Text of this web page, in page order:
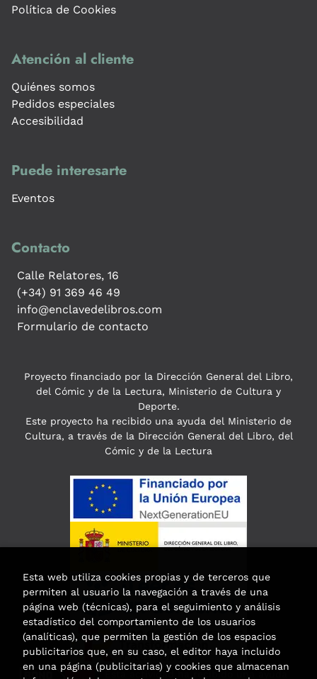
Política de Cookies
Atención al cliente
Quiénes somos
Pedidos especiales
Accesibilidad
Puede interesarte
Eventos
Contacto
Calle Relatores, 16
(+34) 91 369 46 49
info@enclavedelibros.com
Formulario de contacto
Proyecto financiado por la Dirección General del Libro,
del Cómic y de la Lectura, Ministerio de Cultura y
Deporte.
Este proyecto ha recibido una ayuda del Ministerio de
Cultura, a través de la Dirección General del Libro, del
Cómic y de la Lectura
Esta actividad ha recibido una ayuda
Esta web utiliza cookies propias y de terceros que
permiten al usuario la navegación a través de una
página web (técnicas), para el seguimiento y análisis
estadístico del comportamiento de los usuarios
(analíticas), que permiten la gestión de los espacios
publicitarios que, en su caso, el editor haya incluido
en una página (publicitarias) y cookies que almacenan